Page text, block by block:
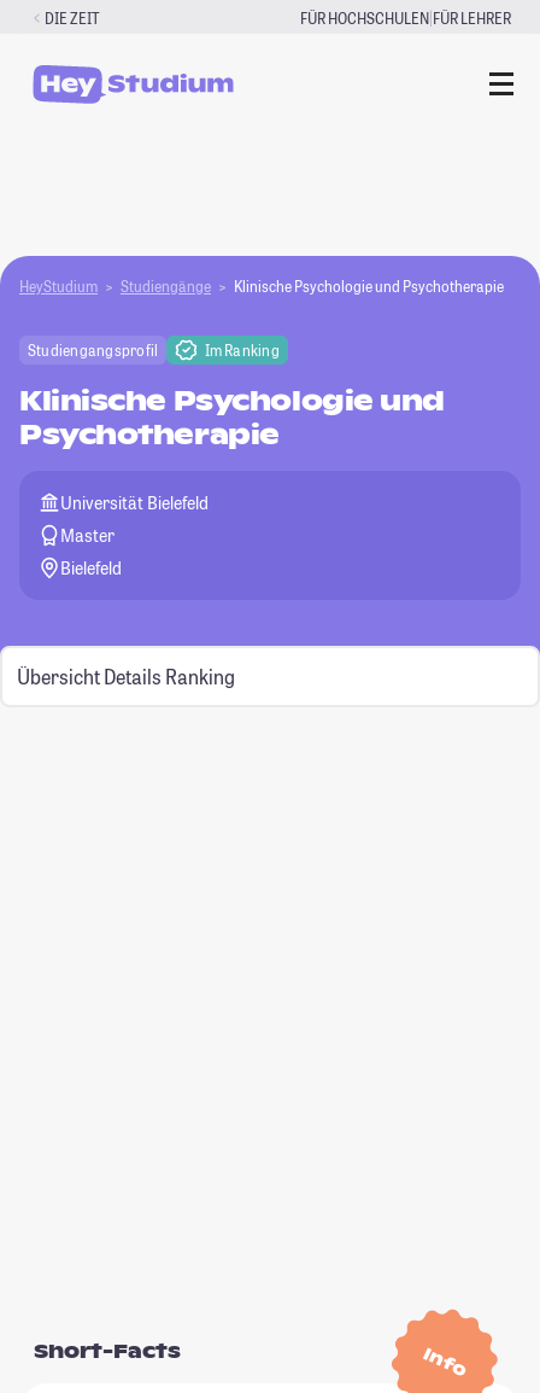
Zum
springen
DIE ZEIT FÜR HOCHSCHULEN|FÜR LEHRER
HeyStudium Studiengänge Klinische Psychologie und Psychotherapie
Studiengangsprofil Im Ranking
Klinische Psychologie und
Psychotherapie
Universität Bielefeld
Master
Bielefeld
Übersicht Details Ranking
Info
Short-Facts